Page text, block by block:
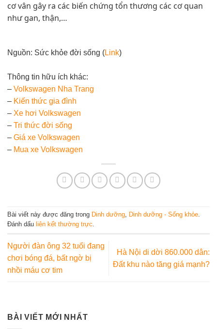
cơ vân gây ra các biến chứng tổn thương các cơ quan
như gan, thận,…
Nguồn: Sức khỏe đời sống (Link)
Thông tin hữu ích khác:
– Volkswagen Nha Trang
– Kiến thức gia đình
– Xe hơi Volkswagen
– Tri thức đời sống
– Giá xe Volkswagen
– Mua xe Volkswagen
Bài viết này được đăng trong Dinh dưỡng, Dinh dưỡng - Sống khỏe.
Đánh dấu liên kết thường trực.
Người đàn ông 32 tuổi đang
chơi bóng đá, bất ngờ bị
nhồi máu cơ tim
Hà Nội di dời 860.000 dân:
Đất khu nào tăng giá mạnh?
BÀI VIẾT MỚI NHẤT